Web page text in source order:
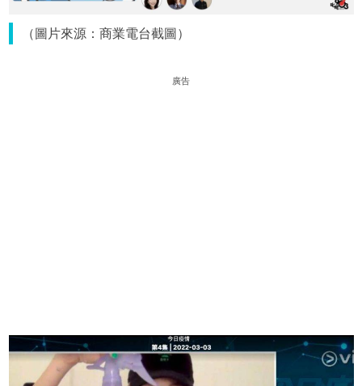
（圖片來源：商業電台截圖）
廣告